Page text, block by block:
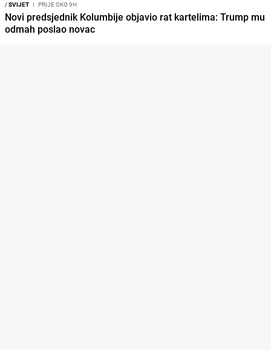
/SVIJET I PRIJE OKO 9H
Novi predsjednik Kolumbije objavio rat kartelima: Trump mu
odmah poslao novac